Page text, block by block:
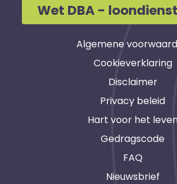
Wet DBA -
Algemene
Cookieverklaring
Disclaimer
Privacy beleid
Hart voor het
Gedragscode
FAQ
Nieuwsbrief